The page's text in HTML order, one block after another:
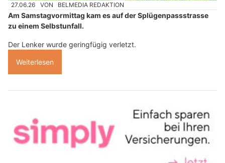
27.06.26 VON BELMEDIA REDAKTION
Am Samstagvormittag kam es auf der Splügenpassstrasse
zu einem Selbstunfall.
Der Lenker wurde geringfügig verletzt.
Weiterlesen